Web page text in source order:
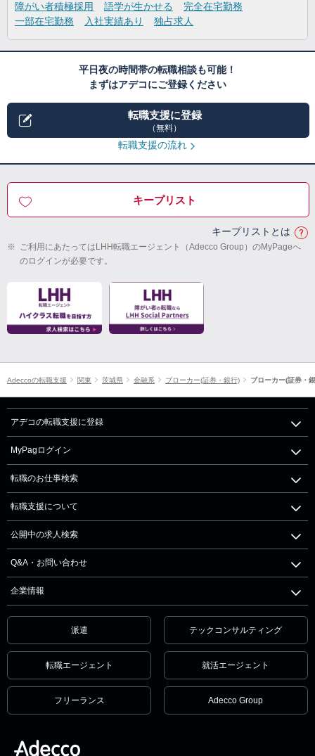
障がい者積極採用
語学が生かせる
完全在宅勤務
一部在宅勤務
入社実績あり 独占求人
平日夜の時間帯の転職相談も可能！
まずはアデコにご登録ください
転職支援に登録
（無料）
転職支援の流れ
キープリスト
キープリストとは
※ ご利用にあたってはLHH転職エージェント（Adecco Group）のMyPageへ
のログインが必要です。
Adeccoの転職支援 関東 茨城県 金融系 ブローカー(証券・銀行) ブローカー(証券・
アデコの転職支援に登録
MyPagログイン
転職のお仕事検索
転職支援について
公開中の求人検索
Q&A・お問い合わせ
企業情報
派遣 テックコンサルティング
転職エージェント 就活エージェント
フリーランス Adecco Group